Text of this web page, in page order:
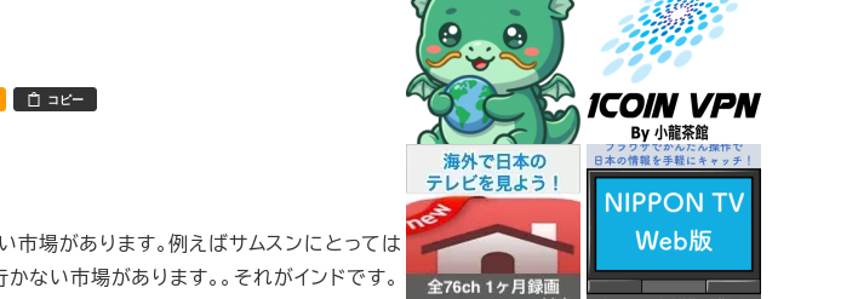
コピー
市場があります。例えばサムスンにとっては
ない市場があります。。それがインドです。